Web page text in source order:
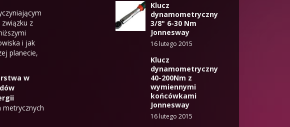
z
i jak
planecie,
w
Klucz
dynamometryczny
3/8" 6-30 Nm
Jonnesway
16 lutego 2015
Klucz
dynamometryczny
40-200Nm z
wymiennymi
końcówkami
Jonnesway
16 lutego 2015